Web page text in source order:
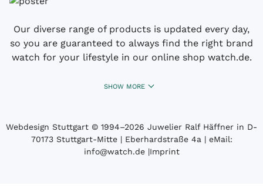
Our diverse range of products is updated every day,
so you are guaranteed to always find the right brand
watch for your lifestyle in our online shop watch.de.
SHOW MORE
Webdesign Stuttgart © 1994­–2026 Juwelier Ralf Häffner in D-
70173 Stuttgart-Mitte | Eberhardstraße 4a | eMail:
info@watch.de|Imprint